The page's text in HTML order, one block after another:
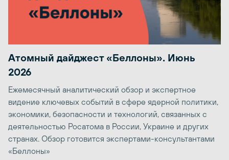
Атомный дайджест «Беллоны». Июнь
2026
Ежемесячный аналитический обзор и экспертное
видение ключевых событий в сфере ядерной политики,
экономики, безопасности и технологий, связанных с
деятельностью Росатома в России, Украине и других
странах. Обзор готовится экспертами-консультантами
«Беллоны»